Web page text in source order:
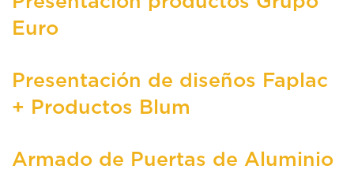
Euro
Presentación de diseños Faplac
+ Productos Blum
Armado de Puertas de Aluminio